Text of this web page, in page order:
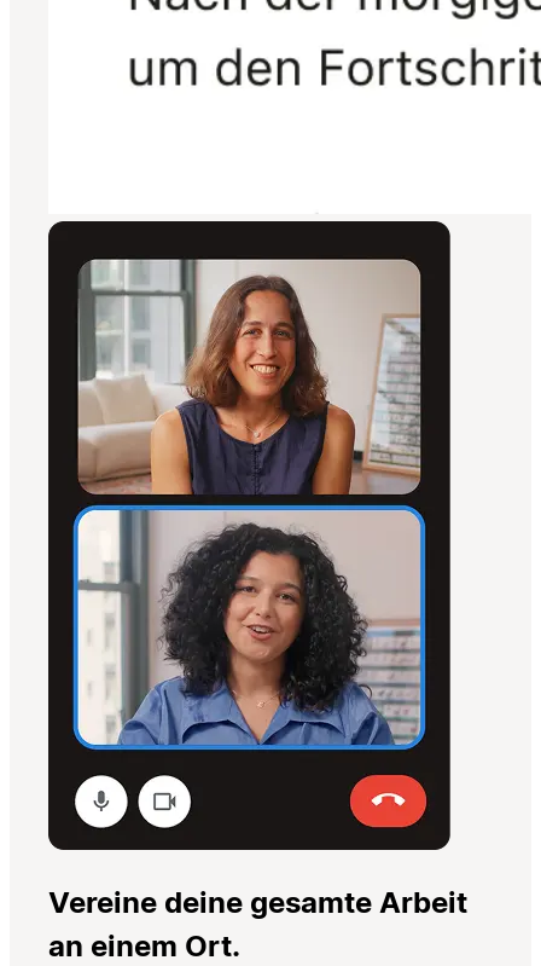
Vereine deine gesamte Arbeit
an einem Ort.